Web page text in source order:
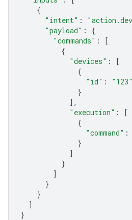
{
"intent" :
"payload" :
{
"commands" :
[
{
"devices" :
[
{
"id" :
"123"
}
],
"execution" :
[
{
"command" :
}
]
}
]
}
}
]
}